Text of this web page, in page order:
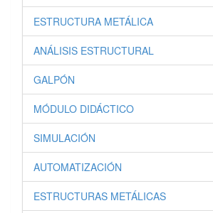
ESTRUCTURA METÁLICA
ANÁLISIS ESTRUCTURAL
GALPÓN
MÓDULO DIDÁCTICO
SIMULACIÓN
AUTOMATIZACIÓN
ESTRUCTURAS METÁLICAS